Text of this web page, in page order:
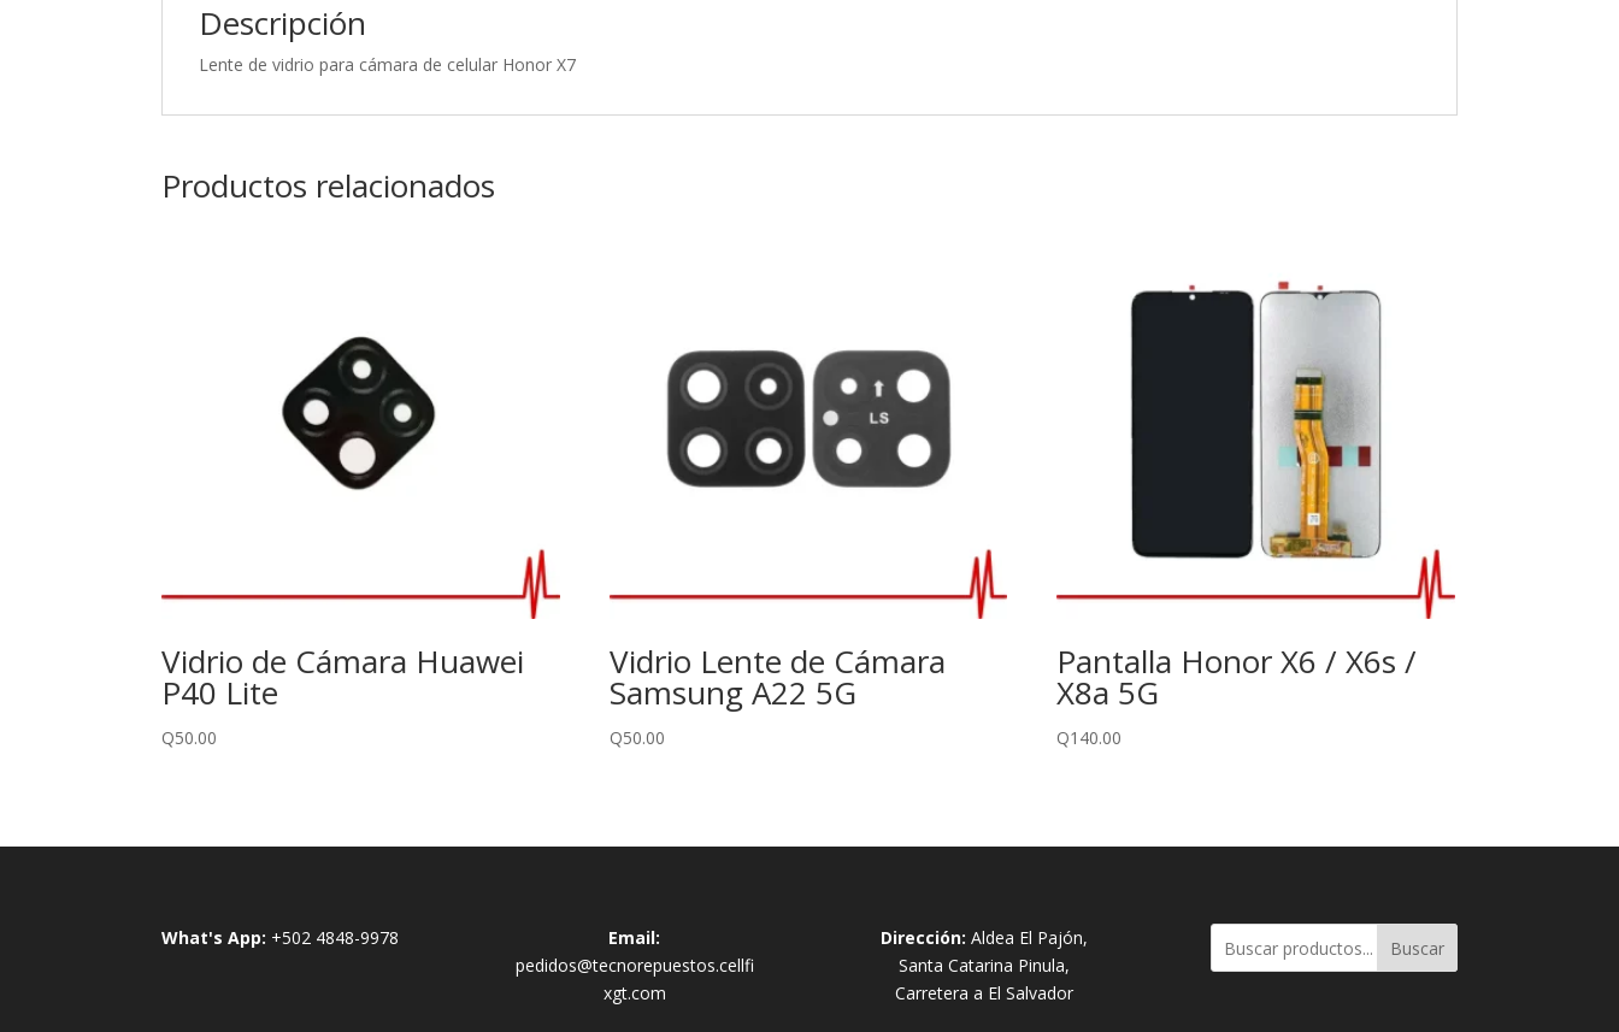
Descripción
Lente de vidrio para cámara de celular Honor X7
Productos relacionados
Vidrio de Cámara Huawei
P40 Lite
Q50.00
Vidrio Lente de Cámara
Samsung A22 5G
Q50.00
Pantalla Honor X6 / X6s /
X8a 5G
Q140.00
What's App: +502 4848-9978
Email:
pedidos@tecnorepuestos.cellfi
xgt.com
Dirección: Aldea El Pajón,
Santa Catarina Pinula,
Carretera a El Salvador
Buscar